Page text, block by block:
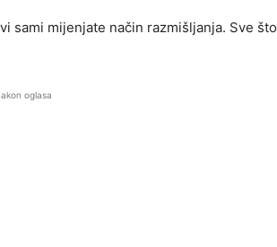
sami mijenjate način razmišljanja. Sve što
oglasa